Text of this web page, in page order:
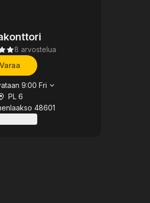
8 arvostelua
Varaa
9:00 Fri
PL 6
48601